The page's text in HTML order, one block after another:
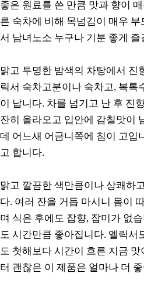
좋은 원료를 쓴 만큼 맛과 향이
른 숙차에 비해 목넘김이 매우
서 남녀노소 누구나 기분 좋게 즐
맑고 투명한 밤색의 차탕에서 진
릭서 숙차고분이나 숙차고, 복록
이 납니다. 차를 넘기고 난 후 진
잔히 올라오고 입안에 감칠맛이
데 어느새 어금니쪽에 침이 고입
고 합니다.
맑고 깔끔한 색만큼이나 상쾌하
다. 여러 잔을 거듭 마시니 몸이
며 식은 후에도 잡향, 잡미가 없
도 시간만큼 좋아집니다. 엘릭서
도 첫해보다 시간이 흐른 지금
터 괜찮은 이 제품은 얼마나 더